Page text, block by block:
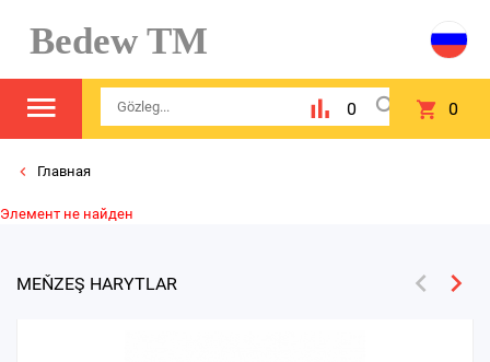
Bedew TM
0 0
Главная
Элемент не найден
MEŇZEŞ HARYTLAR